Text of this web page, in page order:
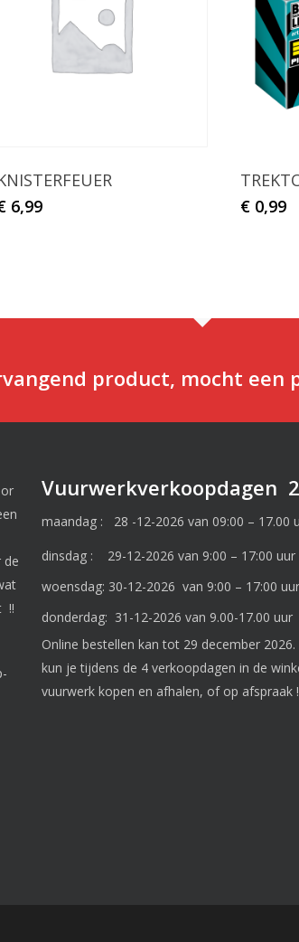
6,99
€0,99
product, mocht een
de
!!
Vuurwerkverkoopdagen
maandag : 28 -12-2026 van 09:00 – 17.00
dinsdag : 29-12-2026 van 9:00 – 17:00 uur
woensdag: 30-12-2026 van 9:00 – 17:00 uur
donderdag: 31-12-2026 van 9.00-17.00 uur
Online bestellen kan tot 29 december 2026.
kun je tijdens de 4 verkoopdagen in de
vuurwerk kopen en afhalen, of op afspraak !